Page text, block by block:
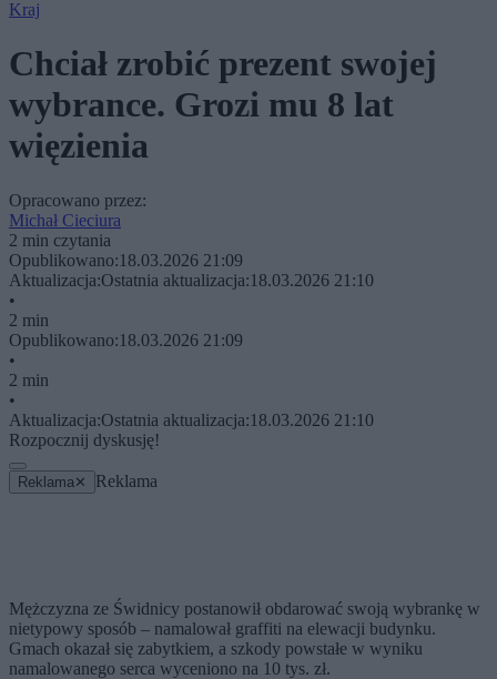
Kraj
Chciał zrobić prezent swojej
wybrance. Grozi mu 8 lat
więzienia
Opracowano przez:
Michał Cieciura
2 min czytania
Opublikowano:18.03.2026 21:09
Aktualizacja:Ostatnia aktualizacja:18.03.2026 21:10
•
2 min
Opublikowano:18.03.2026 21:09
•
2 min
•
Aktualizacja:Ostatnia aktualizacja:18.03.2026 21:10
Rozpocznij dyskusję!
Reklama ✕ Reklama
Mężczyzna ze Świdnicy postanowił obdarować swoją wybrankę w
nietypowy sposób – namalował graffiti na elewacji budynku.
Gmach okazał się zabytkiem, a szkody powstałe w wyniku
namalowanego serca wyceniono na 10 tys. zł.